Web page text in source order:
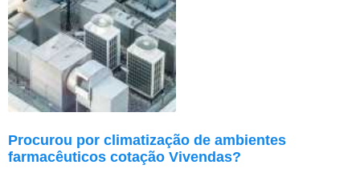
Procurou por climatização de ambientes
farmacêuticos cotação Vivendas?